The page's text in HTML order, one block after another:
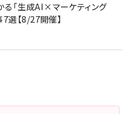
グをもっと見る
まないケーブル 240W 結束バン
応 シリコン素材採用 iPhone
iPad Pro MacBook
グをもっと見る
グをもっと見る
「生成AI×マーケティング
選【8/27開催】